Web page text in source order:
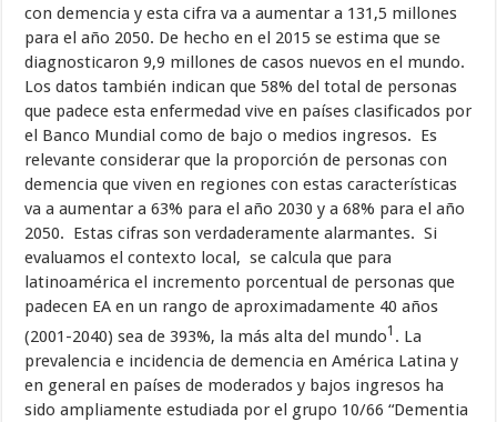
con demencia y esta cifra va a aumentar a 131,5 millones
para el año 2050. De hecho en el 2015 se estima que se
diagnosticaron 9,9 millones de casos nuevos en el mundo.
Los datos también indican que 58% del total de personas
que padece esta enfermedad vive en países clasificados por
el Banco Mundial como de bajo o medios ingresos. Es
relevante considerar que la proporción de personas con
demencia que viven en regiones con estas características
va a aumentar a 63% para el año 2030 y a 68% para el año
2050. Estas cifras son verdaderamente alarmantes. Si
evaluamos el contexto local, se calcula que para
latinoamérica el incremento porcentual de personas que
padecen EA en un rango de aproximadamente 40 años
(2001-2040) sea de 393%, la más alta del mundo1 . La
prevalencia e incidencia de demencia en América Latina y
en general en países de moderados y bajos ingresos ha
sido ampliamente estudiada por el grupo 10/66 “Dementia